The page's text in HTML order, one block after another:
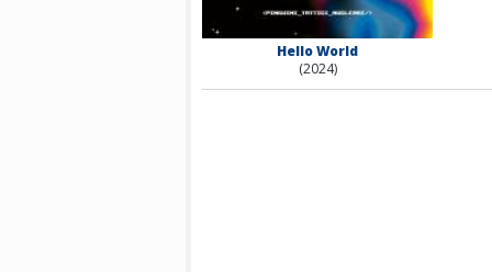
Hello World
(2024)